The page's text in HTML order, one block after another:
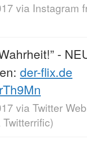
via Instagram
-
der-flix.de
via Twitter
Twitterrific)